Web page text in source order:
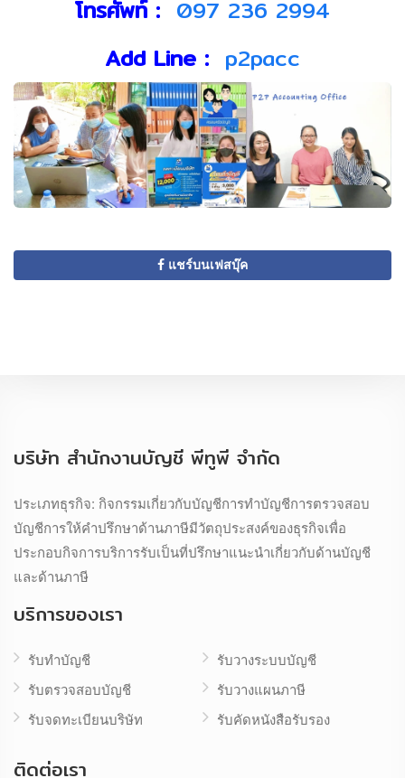
โทรศัพท์ : 097 236 2994
Add Line : p2pacc
แชร์บนเฟสบุ๊ค
บริษัท สำนักงานบัญชี พีทูพี จำกัด
ประเภทธุรกิจ: กิจกรรมเกี่ยวกับบัญชีการทำบัญชีการตรวจสอบ
บัญชีการให้คำปรึกษาด้านภาษีมีวัตถุประสงค์ของธุรกิจเพื่อ
ประกอบกิจการบริการรับเป็นที่ปรึกษาแนะนำเกี่ยวกับด้านบัญชี
และด้านภาษี
บริการของเรา
รับทำบัญชี
รับตรวจสอบบัญชี
รับจดทะเบียนบริษัท
รับวางระบบบัญชี
รับวางแผนภาษี
รับคัดหนังสือรับรอง
ติดต่อเรา